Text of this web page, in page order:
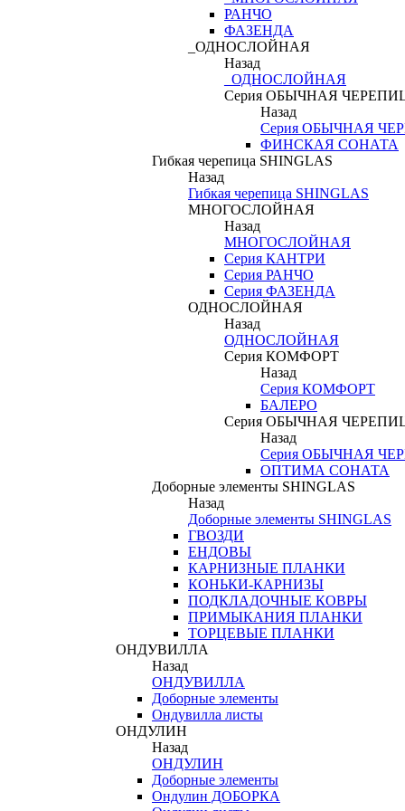
РАНЧО
ФАЗЕНДА
_ОДНОСЛОЙНАЯ
Назад
_ОДНОСЛОЙНАЯ
Серия ОБЫЧНАЯ
Назад
Серия ОБЫЧНАЯ
ФИНСКАЯ СОНАТА
Гибкая черепица SHINGLAS
Назад
Гибкая черепица SHINGLAS
МНОГОСЛОЙНАЯ
Назад
МНОГОСЛОЙНАЯ
Серия КАНТРИ
Серия РАНЧО
Серия ФАЗЕНДА
ОДНОСЛОЙНАЯ
Назад
ОДНОСЛОЙНАЯ
Серия КОМФОРТ
Назад
Серия КОМФОРТ
БАЛЕРО
Серия ОБЫЧНАЯ
Назад
Серия ОБЫЧНАЯ
ОПТИМА СОНАТА
Доборные элементы SHINGLAS
Назад
Доборные элементы SHINGLAS
ГВОЗДИ
ЕНДОВЫ
КАРНИЗНЫЕ ПЛАНКИ
КОНЬКИ-КАРНИЗЫ
ПОДКЛАДОЧНЫЕ КОВРЫ
ПРИМЫКАНИЯ ПЛАНКИ
ТОРЦЕВЫЕ ПЛАНКИ
ОНДУВИЛЛА
Назад
ОНДУВИЛЛА
Доборные элементы
Ондувилла листы
ОНДУЛИН
Назад
ОНДУЛИН
Доборные элементы
Ондулин ДОБОРКА